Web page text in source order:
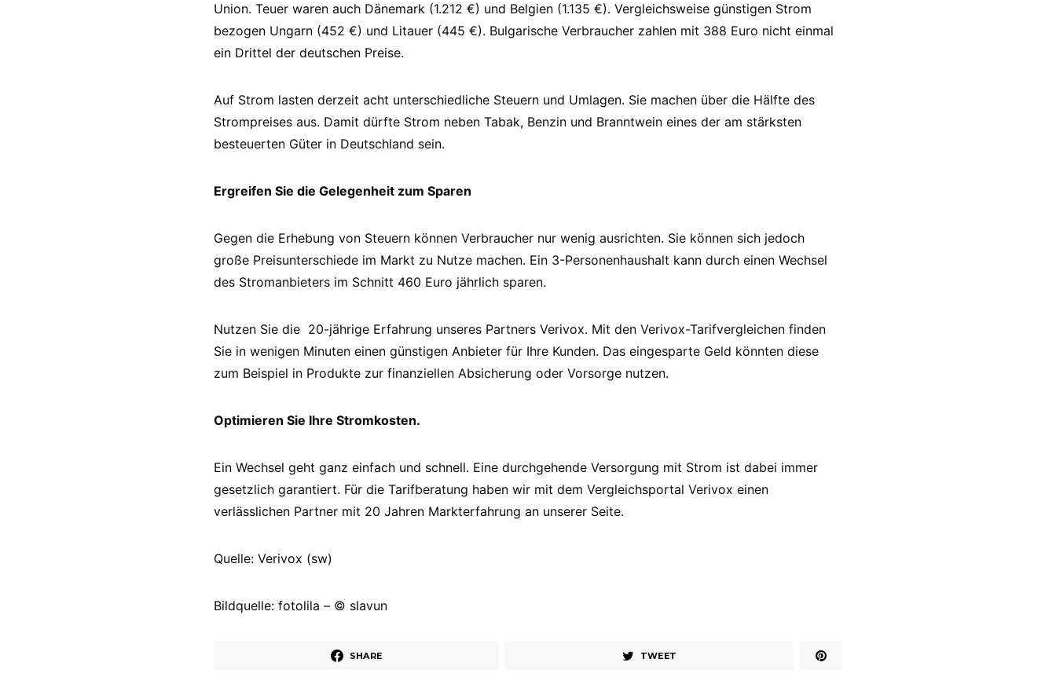
Union. Teuer waren auch Dänemark (1.212 €) und Belgien (1.135 €). Vergleichsweise günstigen Strom
bezogen Ungarn (452 €) und Litauer (445 €). Bulgarische Verbraucher zahlen mit 388 Euro nicht einmal
ein Drittel der deutschen Preise.
Auf Strom lasten derzeit acht unterschiedliche Steuern und Umlagen. Sie machen über die Hälfte des
Strompreises aus. Damit dürfte Strom neben Tabak, Benzin und Branntwein eines der am stärksten
besteuerten Güter in Deutschland sein.
Ergreifen Sie die Gelegenheit zum Sparen
Gegen die Erhebung von Steuern können Verbraucher nur wenig ausrichten. Sie können sich jedoch
große Preisunterschiede im Markt zu Nutze machen. Ein 3-Personenhaushalt kann durch einen Wechsel
des Stromanbieters im Schnitt 460 Euro jährlich sparen.
Nutzen Sie die 20-jährige Erfahrung unseres Partners Verivox. Mit den Verivox-Tarifvergleichen finden
Sie in wenigen Minuten einen günstigen Anbieter für Ihre Kunden. Das eingesparte Geld könnten diese
zum Beispiel in Produkte zur finanziellen Absicherung oder Vorsorge nutzen.
Optimieren Sie Ihre Stromkosten.
Ein Wechsel geht ganz einfach und schnell. Eine durchgehende Versorgung mit Strom ist dabei immer
gesetzlich garantiert. Für die Tarifberatung haben wir mit dem Vergleichsportal Verivox einen
verlässlichen Partner mit 20 Jahren Markterfahrung an unserer Seite.
Quelle: Verivox (sw)
Bildquelle: fotolila – © slavun
SHARE TWEET